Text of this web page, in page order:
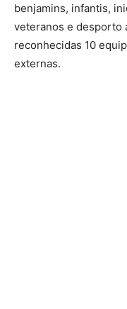
benjamins, infantis,
veteranos e desporto
reconhecidas 10
externas.